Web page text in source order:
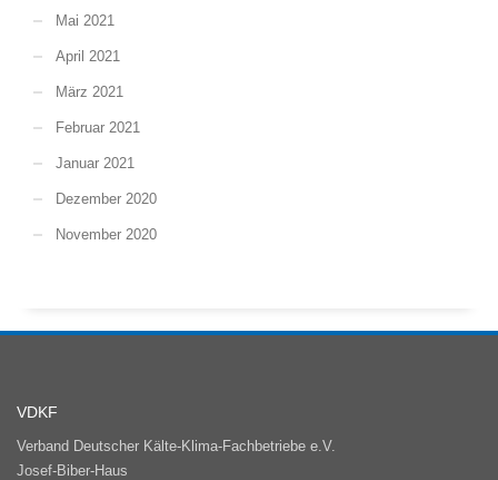
Mai 2021
April 2021
März 2021
Februar 2021
Januar 2021
Dezember 2020
November 2020
VDKF
Verband Deutscher Kälte-Klima-Fachbetriebe e.V.
Josef-Biber-Haus